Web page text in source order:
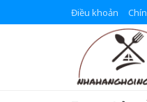
to
Điều khoản